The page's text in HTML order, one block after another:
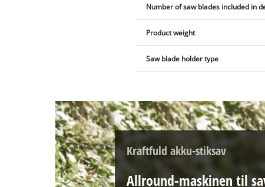
Number of saw blades included in
Product weight
Saw blade holder type
Kraftfuld akku-stiksav
Allround-maskinen til